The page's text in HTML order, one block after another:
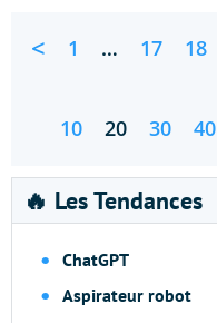
< 1 … 17 18
10 20 30 40
🔥 Les Tendances
ChatGPT
Aspirateur robot